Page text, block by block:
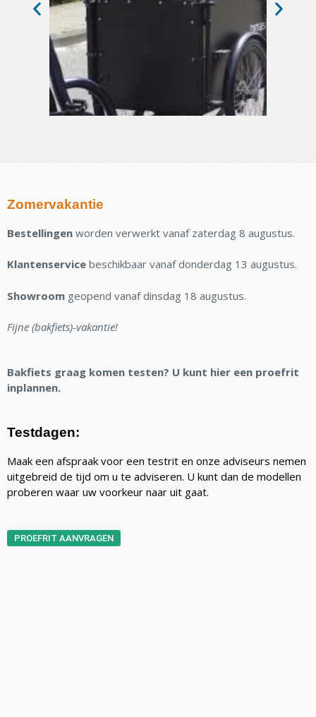
Zomervakantie
Bestellingen worden verwerkt vanaf zaterdag 8 augustus.
Klantenservice beschikbaar vanaf donderdag 13 augustus.
Showroom geopend vanaf dinsdag 18 augustus.
Fijne (bakfiets)-vakantie!
Bakfiets graag komen testen? U kunt hier een proefrit
inplannen.
Testdagen:
Maak een afspraak voor een testrit en onze adviseurs nemen
uitgebreid de tijd om u te adviseren. U kunt dan de modellen
proberen waar uw voorkeur naar uit gaat.
PROEFRIT AANVRAGEN